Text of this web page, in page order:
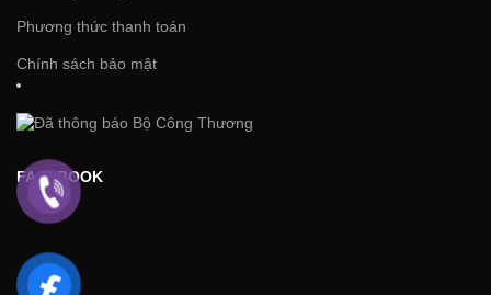
Phương thức thanh toán
Chính sách bảo mật
FACEBOOK